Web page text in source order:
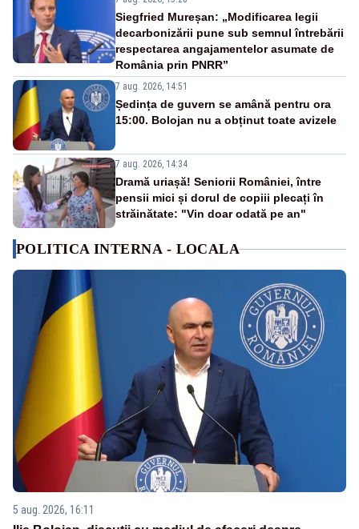
Siegfried Mureșan: „Modificarea legii
decarbonizării pune sub semnul întrebării
respectarea angajamentelor asumate de
România prin PNRR”
7 aug. 2026, 14:51
Ședința de guvern se amână pentru ora
15:00. Bolojan nu a obținut toate avizele
7 aug. 2026, 14:34
Dramă uriașă! Seniorii României, între
pensii mici și dorul de copiii plecați în
străinătate: "Vin doar odată pe an"
POLITICA INTERNA - LOCALA
5 aug. 2026, 16:11